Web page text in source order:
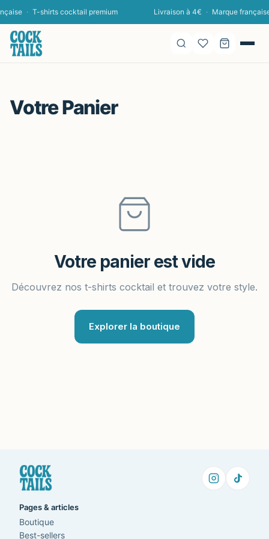
· T-shirts cocktail premium Livraison à 4€ · Marque
Votre Panier
Votre panier est vide
Découvrez nos t-shirts cocktail et trouvez votre style.
Explorer la boutique
Pages & articles
Boutique
Best-sellers